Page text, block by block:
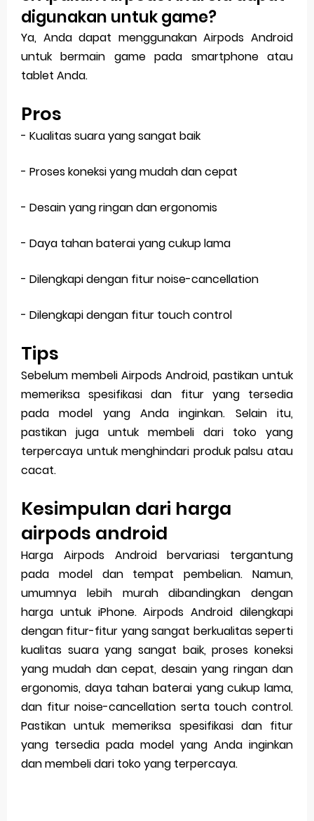
digunakan untuk game?
Ya, Anda dapat menggunakan Airpods Android
untuk bermain game pada smartphone atau
tablet Anda.
Pros
- Kualitas suara yang sangat baik
- Proses koneksi yang mudah dan cepat
- Desain yang ringan dan ergonomis
- Daya tahan baterai yang cukup lama
- Dilengkapi dengan fitur noise-cancellation
- Dilengkapi dengan fitur touch control
Tips
Sebelum membeli Airpods Android, pastikan untuk
memeriksa spesifikasi dan fitur yang tersedia
pada model yang Anda inginkan. Selain itu,
pastikan juga untuk membeli dari toko yang
terpercaya untuk menghindari produk palsu atau
cacat.
Kesimpulan dari harga
airpods android
Harga Airpods Android bervariasi tergantung
pada model dan tempat pembelian. Namun,
umumnya lebih murah dibandingkan dengan
harga untuk iPhone. Airpods Android dilengkapi
dengan fitur-fitur yang sangat berkualitas seperti
kualitas suara yang sangat baik, proses koneksi
yang mudah dan cepat, desain yang ringan dan
ergonomis, daya tahan baterai yang cukup lama,
dan fitur noise-cancellation serta touch control.
Pastikan untuk memeriksa spesifikasi dan fitur
yang tersedia pada model yang Anda inginkan
dan membeli dari toko yang terpercaya.